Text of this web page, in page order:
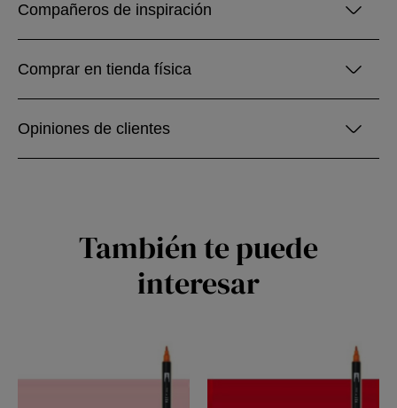
Compañeros de inspiración
Comprar en tienda física
Opiniones de clientes
También te puede
interesar